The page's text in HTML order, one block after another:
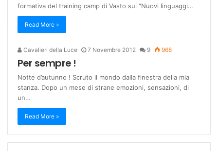
formativa del training camp di Vasto sui “Nuovi linguaggi…
Read More »
Cavalieri della Luce 7 Novembre 2012 9 968
Per sempre !
Notte d’autunno ! Scruto il mondo dalla finestra della mia
stanza. Dopo un mese di strane emozioni, sensazioni, di
un…
Read More »